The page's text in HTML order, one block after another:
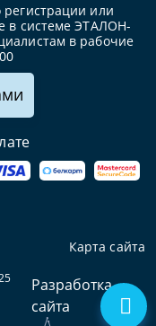
регистрации или
в системе ЭТАЛОН-
в рабочие
Карта сайта
Разработка
сайта